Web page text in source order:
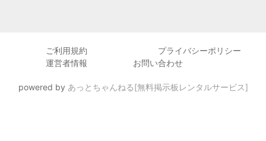
ご利用規約
プライバシーポリシー
運営者情報
お問い合わせ
powered by あっとちゃんねる[無料掲示板レンタルサービス]